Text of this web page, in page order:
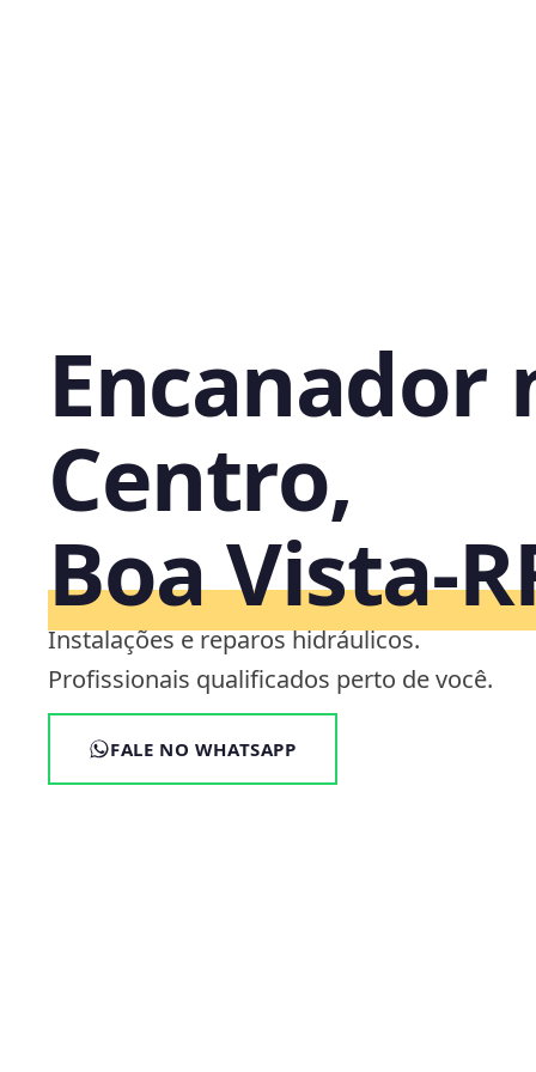
Encanador
Centro,
Boa
Instalações e reparos hidráulicos.
Profissionais qualificados perto de você.
FALE NO WHATSAPP